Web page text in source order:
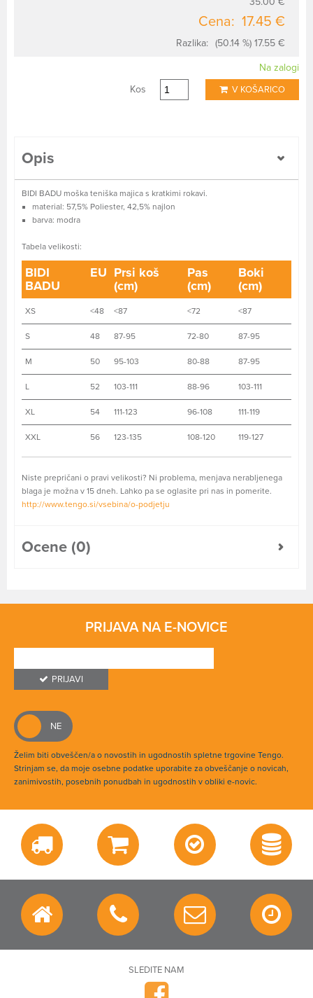
Cena: 17.45 €
Razlika: (50.14 %) 17.55 €
Na zalogi
Kos
V KOŠARICO
Opis
BIDI BADU moška teniška majica s kratkimi rokavi.
material: 57,5% Poliester, 42,5% najlon
barva: modra
Tabela velikosti:
BIDI
BADU
EU Prsi koš
(cm)
Pas
(cm)
Boki
(cm)
XS <48 <87 <72 <87
S 48 87-95 72-80 87-95
M 50 95-103 80-88 87-95
L 52 103-111 88-96 103-111
XL 54 111-123 96-108 111-119
XXL 56 123-135 108-120 119-127
Niste prepričani o pravi velikosti? Ni problema, menjava nerabljenega
blaga je možna v 15 dneh. Lahko pa se oglasite pri nas in pomerite.
http://www.tengo.si/vsebina/o-podjetju
Ocene (0)
PRIJAVA NA E-NOVICE
PRIJAVI
Želim biti obveščen/a o novostih in ugodnostih spletne trgovine Tengo.
Strinjam se, da moje osebne podatke uporabite za obveščanje o novicah,
zanimivostih, posebnih ponudbah in ugodnostih v obliki e-novic.
SLEDITE NAM